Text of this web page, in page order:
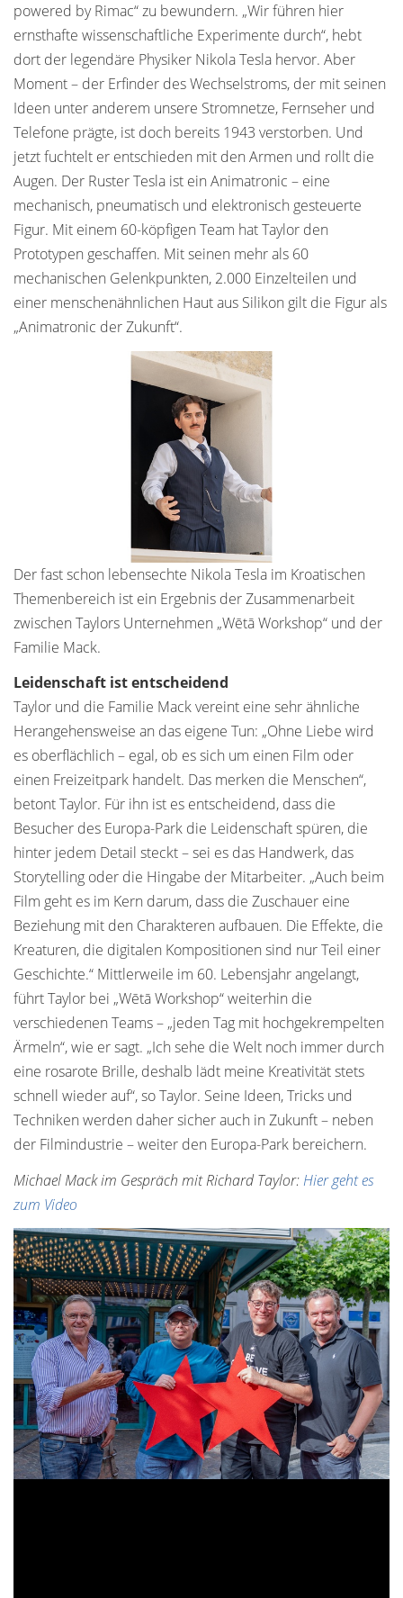
powered by Rimac“ zu bewundern. „Wir führen hier
ernsthafte wissenschaftliche Experimente durch“, hebt
dort der legendäre Physiker Nikola Tesla hervor. Aber
Moment – der Erfinder des Wechselstroms, der mit seinen
Ideen unter anderem unsere Stromnetze, Fernseher und
Telefone prägte, ist doch bereits 1943 verstorben. Und
jetzt fuchtelt er entschieden mit den Armen und rollt die
Augen. Der Ruster Tesla ist ein Animatronic – eine
mechanisch, pneumatisch und elektronisch gesteuerte
Figur. Mit einem 60-köpfigen Team hat Taylor den
Prototypen geschaffen. Mit seinen mehr als 60
mechanischen Gelenkpunkten, 2.000 Einzelteilen und
einer menschenähnlichen Haut aus Silikon gilt die Figur als
„Animatronic der Zukunft“.
Der fast schon lebensechte Nikola Tesla im Kroatischen
Themenbereich ist ein Ergebnis der Zusammenarbeit
zwischen Taylors Unternehmen „Wētā Workshop“ und der
Familie Mack.
Leidenschaft ist entscheidend
Taylor und die Familie Mack vereint eine sehr ähnliche
Herangehensweise an das eigene Tun: „Ohne Liebe wird
es oberflächlich – egal, ob es sich um einen Film oder
einen Freizeitpark handelt. Das merken die Menschen“,
betont Taylor. Für ihn ist es entscheidend, dass die
Besucher des Europa-Park die Leidenschaft spüren, die
hinter jedem Detail steckt – sei es das Handwerk, das
Storytelling oder die Hingabe der Mitarbeiter. „Auch beim
Film geht es im Kern darum, dass die Zuschauer eine
Beziehung mit den Charakteren aufbauen. Die Effekte, die
Kreaturen, die digitalen Kompositionen sind nur Teil einer
Geschichte.“ Mittlerweile im 60. Lebensjahr angelangt,
führt Taylor bei „Wētā Workshop“ weiterhin die
verschiedenen Teams – „jeden Tag mit hochgekrempelten
Ärmeln“, wie er sagt. „Ich sehe die Welt noch immer durch
eine rosarote Brille, deshalb lädt meine Kreativität stets
schnell wieder auf“, so Taylor. Seine Ideen, Tricks und
Techniken werden daher sicher auch in Zukunft – neben
der Filmindustrie – weiter den Europa-Park bereichern.
Michael Mack im Gespräch mit Richard Taylor: Hier geht es
zum Video